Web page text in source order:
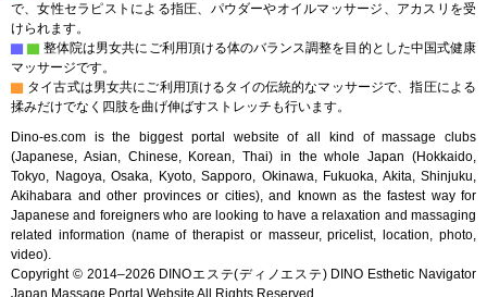
で、女性セラピストによる指圧、パウダーやオイルマッサージ、アカスリを受
けられます。
▇ ▇ 整体院は男女共にご利用頂ける体のバランス調整を目的とした中国式健康
マッサージです。
▇ タイ古式は男女共にご利用頂けるタイの伝統的なマッサージで、指圧による
揉みだけでなく四肢を曲げ伸ばすストレッチも行います。
Dino-es.com is the biggest portal website of all kind of massage clubs
(Japanese, Asian, Chinese, Korean, Thai) in the whole Japan (Hokkaido,
Tokyo, Nagoya, Osaka, Kyoto, Sapporo, Okinawa, Fukuoka, Akita, Shinjuku,
Akihabara and other provinces or cities), and known as the fastest way for
Japanese and foreigners who are looking to have a relaxation and massaging
related information (name of therapist or masseur, pricelist, location, photo,
video).
Copyright © 2014–2026 DINOエステ(ディノエステ) DINO Esthetic Navigator
Japan Massage Portal Website All Rights Reserved.